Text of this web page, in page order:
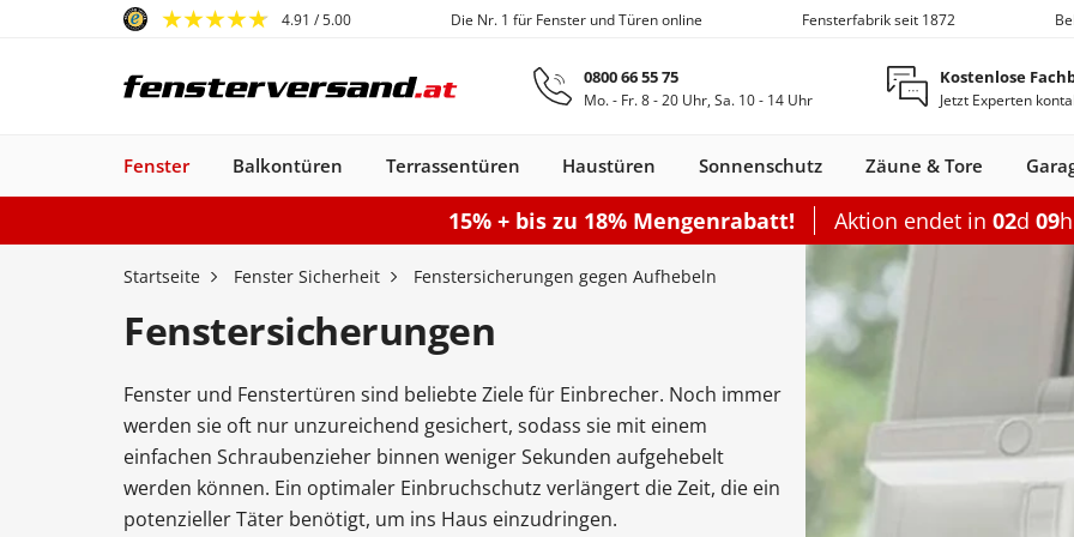
Zum Hauptinhalt springen
4.91 / 5.00 Die Nr. 1 für Fenster und Türen online Fensterfabrik seit 1872
0800 66 55 75
Mo. - Fr. 8 - 20 Uhr, Sa. 10 - 14 Uhr
Kostenlose
Jetzt Experten
Fenster
Kunststofffenster Kunststoff-Alu
Fenster
Holzfenster
Holz-Alu
Fenster
Aluminium­
fenster
Fenster konfigurieren
Dachfenster
Konfigurieren
Balkontüren
Balkontüren
Kunststoff
Balkontüren
Kunststoff-Alu
Balkontüren Holz Balkontüren Holz-
Alu
Aluminium
Balkontür konfigurieren
Zubehör
Abdeckleisten
Montageset
Terrassentüren
PSK-Türen Smart-Slide Faltschiebe­türen Hebeschiebe­türen
Terrassentür konfigurieren
Optionen
Terrassen-
Terrassentür
Haustüren
Haustüren
Kunststoff
Haustüren
Stahl-Alu
Haustüren
Aluminium
Haustüren Holz
Haustür konfigurieren
Nebeneingangstüren
Nebeneingangstür
Nebeneingangstür
Nebeneingangstür konfigurieren
Sonnenschutz
Rollladen
Konfigurieren
Raffstores
Konfigurieren
Außenrollos
Konfigurieren
Fensterläden
Konfigurieren Konfigurieren
Pergola
Konfigurieren
Zäune & Tore
Einzeltor Doppeltor Schiebetor
Gartentor konfigurieren
Zäune
Konfigurieren
Sektionaltore
Sektionaltor konfigurieren
Rolltore
Rolltor konfigurieren
Optionen
Garagentor elektrisch
Sektionaltor
Sektionaltor Lamellen
Anbau Carports Carports freistehend Carports mit Abstellraum
Carport konfigurieren
Optionen
Einzelcarport
Doppelcarport
Doppelcarport mit Abstellraum
Carport Dacheindeckung
Carport Beleuchtung
15% + bis zu 18% Mengenrabatt! Aktion endet in 02d 09h
Startseite Fenster Sicherheit Fenstersicherungen gegen Aufhebeln
Fenstersicherungen
Fenster und Fenstertüren sind beliebte Ziele für Einbrecher. Noch immer
werden sie oft nur unzureichend gesichert, sodass sie mit einem
einfachen Schraubenzieher binnen weniger Sekunden aufgehebelt
werden können. Ein optimaler Einbruchschutz verlängert die Zeit, die ein
potenzieller Täter benötigt, um ins Haus einzudringen.